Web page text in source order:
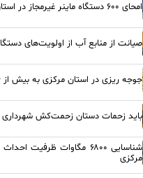
امحای ۶۰۰ دستگاه ماینر غیرمجاز در استان مرکزی
صیانت از منابع آب از اولویت‌های
جوجه ریزی در استان مرکزی به بیش از ۶ میلیون قطعه رسید
باید زحمات دستان زحمت‌کش
شناسایی ۶۸۰۰ مگاوات
مرکزی